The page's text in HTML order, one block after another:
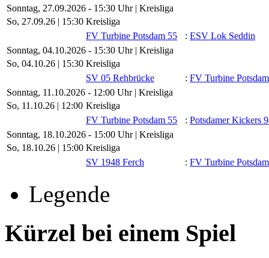
Sonntag, 27.09.2026 - 15:30 Uhr | Kreisliga
So, 27.09.26 | 15:30 Kreisliga
FV Turbine Potsdam 55
: ESV Lok Seddin
Sonntag, 04.10.2026 - 15:30 Uhr | Kreisliga
So, 04.10.26 | 15:30 Kreisliga
SV 05 Rehbrücke
: FV Turbine
Sonntag, 11.10.2026 - 12:00 Uhr | Kreisliga
So, 11.10.26 | 12:00 Kreisliga
FV Turbine Potsdam 55
: Potsdamer Kickers
Sonntag, 18.10.2026 - 15:00 Uhr | Kreisliga
So, 18.10.26 | 15:00 Kreisliga
SV 1948 Ferch
: FV Turbine
Legende
Kürzel bei einem Spiel